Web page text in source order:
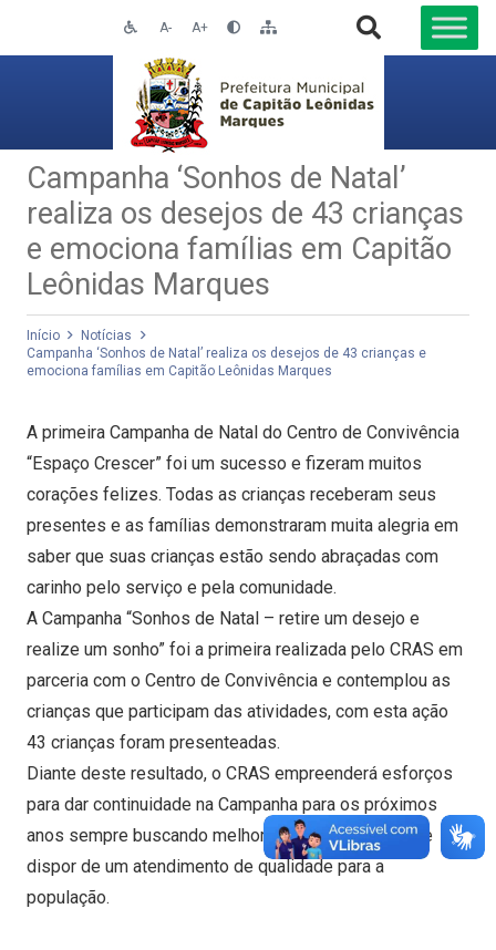
A- A+
Campanha ‘Sonhos de Natal’
realiza os desejos de 43 crianças
e emociona famílias em Capitão
Leônidas Marques
Início
Notícias
Campanha ‘Sonhos de Natal’ realiza os desejos de 43 crianças e
emociona famílias em Capitão Leônidas Marques
A primeira Campanha de Natal do Centro de Convivência
“Espaço Crescer” foi um sucesso e fizeram muitos
corações felizes. Todas as crianças receberam seus
presentes e as famílias demonstraram muita alegria em
saber que suas crianças estão sendo abraçadas com
carinho pelo serviço e pela comunidade.
A Campanha “Sonhos de Natal – retire um desejo e
realize um sonho” foi a primeira realizada pelo CRAS em
parceria com o Centro de Convivência e contemplou as
crianças que participam das atividades, com esta ação
43 crianças foram presenteadas.
Diante deste resultado, o CRAS empreenderá esforços
para dar continuidade na Campanha para os próximos
anos sempre buscando melhor atender às famílias e
dispor de um atendimento de qualidade para a
população.